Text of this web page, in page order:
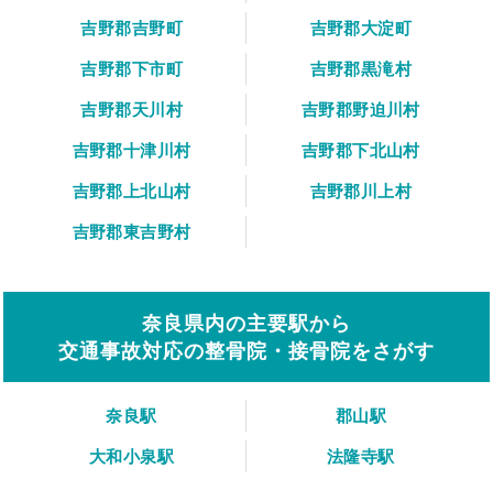
吉野郡吉野町
吉野郡大淀町
吉野郡下市町
吉野郡黒滝村
吉野郡天川村
吉野郡野迫川村
吉野郡十津川村
吉野郡下北山村
吉野郡上北山村
吉野郡川上村
吉野郡東吉野村
奈良県内の主要駅から
交通事故対応の整骨院・接骨院をさがす
奈良駅
郡山駅
大和小泉駅
法隆寺駅